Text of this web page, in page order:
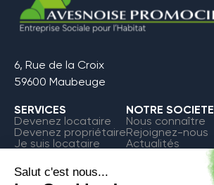
6, Rue de la Croix
59600 Maubeuge
SERVICES
Devenez locataire
Devenez propriétaire
Je suis locataire
NOTRE SOCIETE
Nous connaître
Rejoignez-nous
Actualités